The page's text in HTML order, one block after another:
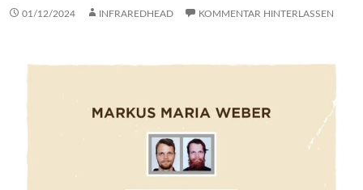
01/12/2024 INFRAREDHEAD KOMMENTAR HINTERLASSEN